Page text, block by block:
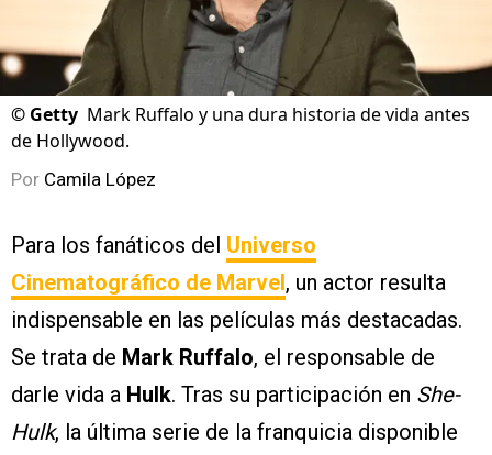
© Getty Mark Ruffalo y una dura historia de vida antes
de Hollywood.
Por Camila López
Para los fanáticos del Universo
Cinematográfico de Marvel , un actor resulta
indispensable en las películas más destacadas.
Se trata de Mark Ruffalo, el responsable de
darle vida a Hulk. Tras su participación en She-
Hulk, la última serie de la franquicia disponible